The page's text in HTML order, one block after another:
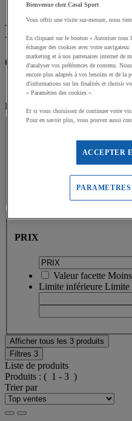
Rebond
Catégories
Sports collectifs (3)
Filtrez par
MARQUE
Valeur facette
PRIX
Valeur facette
Limite inférieure Limite
Afficher tous les 3 produits
Filtres 3
Liste de produits
Produits : ( 1 - 3 )
Trier par
Bienvenue chez Casal Sport
Vous offrir une visite sur-mesure, nous
En cliquant sur le bouton « Autoriser tous
échanger des cookies avec votre
marketing et à nos partenaires internet de
d'analyser vos préférences de contenu.
encore plus adaptés à vos besoins et de
d'informations sur les finalités et choisir
« Paramètres des cookies ».
Et si vous choisissez de continuer votre
Pour en savoir plus, vous pouvez aussi
ACCEPTER